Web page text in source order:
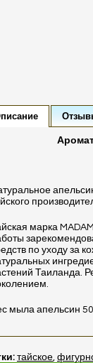
марка
по уходу за
Таиланда.
мыла апельсин
тайское,